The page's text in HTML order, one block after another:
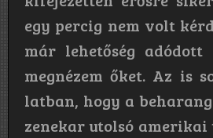
egy percig nem volt
már lehetőség
megnézem őket. Az is
latban, hogy a
zenekar utolsó amerikai